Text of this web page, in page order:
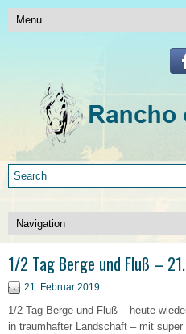
1/2 Tag Berge und Fluß –
21. Februar 2019
1/2 Tag Berge und Fluß – heute
in traumhafter Landschaft – mit